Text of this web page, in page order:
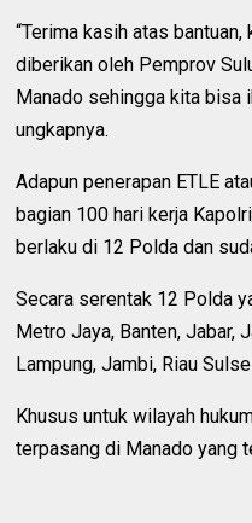
“Terima kasih atas
diberikan oleh Pemprov
Manado sehingga kita bisa
ungkapnya.
Adapun penerapan ETLE
bagian 100 hari kerja
berlaku di 12 Polda dan
Secara serentak 12 Polda
Metro Jaya, Banten, Jabar,
Lampung, Jambi, Riau
Khusus untuk wilayah
terpasang di Manado yang